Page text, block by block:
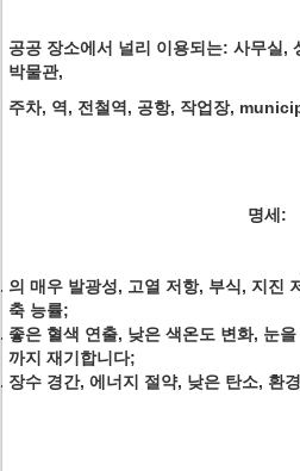
공공 장소에서 널리 이용되는: 사무실,
박물관,
주차, 역, 전철역, 공항, 작업장,
명세:
의 매우 발광성, 고열 저항, 부식, 지진
축 능률;
좋은 혈색 연출, 낮은 색온도 변화, 눈
까지 재기합니다;
장수 경간, 에너지 절약, 낮은 탄소, 환